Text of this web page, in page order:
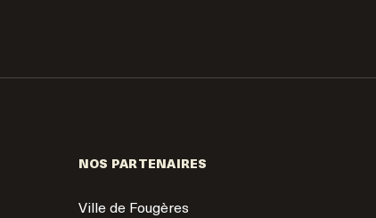
NOS PARTENAIRES
Ville de Fougères